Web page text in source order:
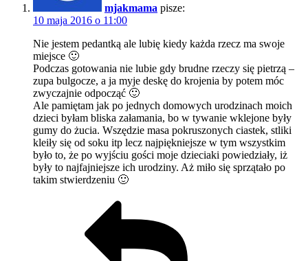
mjakmama pisze:
10 maja 2016 o 11:00
Nie jestem pedantką ale lubię kiedy każda rzecz ma swoje
miejsce 🙂
Podczas gotowania nie lubie gdy brudne rzeczy się pietrzą –
zupa bulgocze, a ja myje deskę do krojenia by potem móc
zwyczajnie odpocząć 🙂
Ale pamiętam jak po jednych domowych urodzinach moich
dzieci byłam bliska załamania, bo w tywanie wklejone były
gumy do żucia. Wszędzie masa pokruszonych ciastek, stliki
kleiły się od soku itp lecz najpiękniejsze w tym wszystkim
było to, że po wyjściu gości moje dzieciaki powiedziały, iż
były to najfajniejsze ich urodziny. Aż miło się sprzątało po
takim stwierdzeniu 🙂